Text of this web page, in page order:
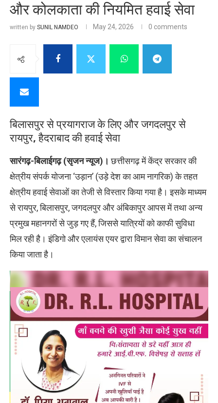
और कोलकाता की नियमित हवाई सेवा
written by SUNIL NAMDEO May 24, 2026 0 comments
बिलासपुर से प्रयागराज के लिए और जगदलपुर से
रायपुर, हैदराबाद की हवाई सेवा
सारंगढ़-बिलाईगढ़ (सृजन न्यूज)। छत्तीसगढ़ में केंद्र सरकार की
क्षेत्रीय संपर्क योजना ‘उड़ान’ (उड़े देश का आम नागरिक) के तहत
क्षेत्रीय हवाई सेवाओं का तेजी से विस्तार किया गया है। इसके माध्यम
से रायपुर, बिलासपुर, जगदलपुर और अंबिकापुर आपस में तथा अन्य
प्रमुख महानगरों से जुड़ गए हैं, जिससे यात्रियों को काफी सुविधा
मिल रही है। इंडिगो और एलायंस एयर द्वारा विमान सेवा का संचालन
किया जाता है।